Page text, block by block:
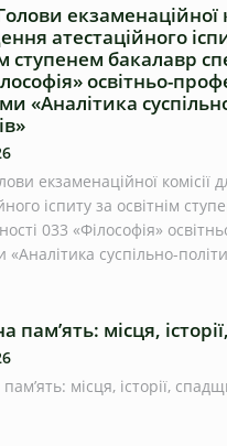
екзаменаційної
атестаційного
ступенем бакалавр
освітньо-
«Аналітика
екзаменаційної комісії
іспиту за освітнім
033 «Філософія»
«Аналітика суспільно-
пам’ять: місця,
місця, історії,